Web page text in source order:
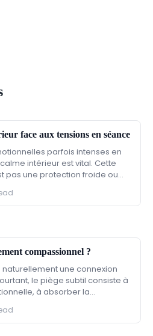
face aux tensions en séance
parfois intenses en
intérieur est vital. Cette
pas une protection froide ou
compassionnel ?
une connexion
le piège subtil consiste à
à absorber la